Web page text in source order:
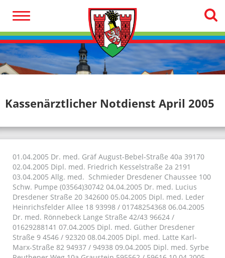
Kassenärztlicher Notdienst April 2005
01.04.2005 Dr. med. Gräf August-Bebel-Straße 40a 39170
02.04.2005 Dipl. med. Friedrich Kesselstraße 2a 2191
03.04.2005 Allg. med. Schmieder Dresdener Chaussee 100
Schw. Pumpe (03564)30742 04.04.2005 Dr. med. Lucius
Dresdener Straße 20 342600 05.04.2005 Dipl. med. Leder
Heinrichsfelder Allee 18 93998 / 01748254368 06.04.2005
Dr. med. Rönnebeck Lange Straße 42/43 96624 /
01629288141 07.04.2005 Dipl. med. Güther Dresdener
Straße 9 4546 / 92320 08.04.2005 Dipl. med. Latte Karl-
Marx-Straße 82 94937 / 94938 09.04.2005 Dipl. med. Syrbe